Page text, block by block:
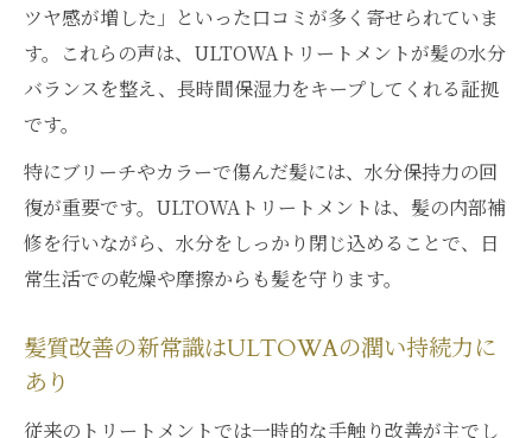
ツヤ感が増した」といった口コミが多く寄せられていま
す。これらの声は、ULTOWAトリートメントが髪の水分
バランスを整え、長時間保湿力をキープしてくれる証拠
です。
特にブリーチやカラーで傷んだ髪には、水分保持力の回
復が重要です。ULTOWAトリートメントは、髪の内部補
修を行いながら、水分をしっかり閉じ込めることで、日
常生活での乾燥や摩擦からも髪を守ります。
髪質改善の新常識はULTOWAの潤い持続力に
あり
従来のトリートメントでは一時的な手触り改善が主でし